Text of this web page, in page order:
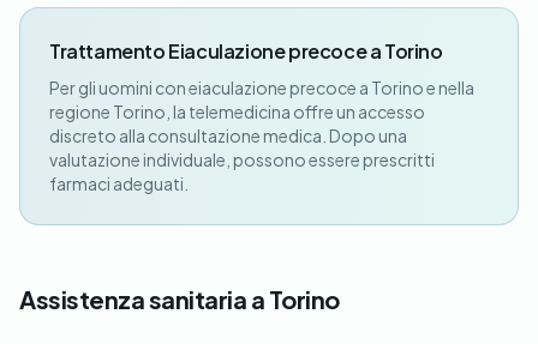
Trattamento Eiaculazione precoce a Torino
Per gli uomini con eiaculazione precoce a Torino e nella
regione Torino, la telemedicina offre un accesso
discreto alla consultazione medica. Dopo una
valutazione individuale, possono essere prescritti
farmaci adeguati.
Assistenza sanitaria a Torino